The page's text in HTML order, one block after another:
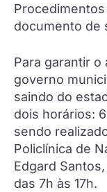
Procedimentos
documento de
Para garantir o
governo
saindo do
dois horários:
sendo
Policlínica de
Edgard
das 7h às 17h.